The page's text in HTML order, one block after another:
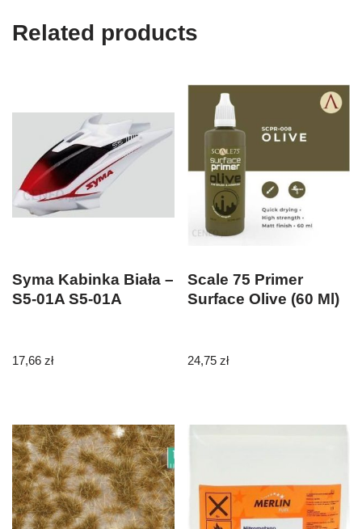
Related products
Syma Kabinka Biała –
S5-01A S5-01A
17,66 zł
Scale 75 Primer
Surface Olive (60 Ml)
24,75zł